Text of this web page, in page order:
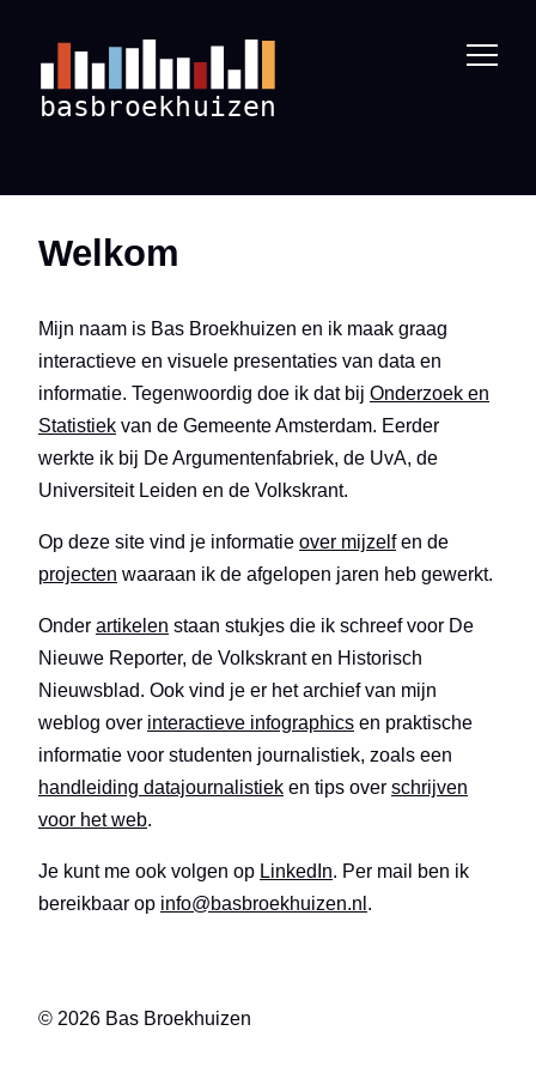
Welkom
Mijn naam is Bas Broekhuizen en ik maak graag
interactieve en visuele presentaties van data en
informatie. Tegenwoordig doe ik dat bij Onderzoek en
Statistiek van de Gemeente Amsterdam. Eerder
werkte ik bij De Argumentenfabriek, de UvA, de
Universiteit Leiden en de Volkskrant.
Op deze site vind je informatie over mijzelfen de
projecten waaraan ik de afgelopen jaren heb gewerkt.
Onder artikelen staan stukjes die ik schreef voor De
Nieuwe Reporter, de Volkskrant en Historisch
Nieuwsblad. Ook vind je er het archief van mijn
weblog over interactieve infographics en praktische
informatie voor studenten journalistiek, zoals een
handleiding datajournalistiek en tips over schrijven
voor het web.
Je kunt me ook volgen op LinkedIn. Per mail ben ik
bereikbaar op info@basbroekhuizen.nl .
© 2026 Bas Broekhuizen